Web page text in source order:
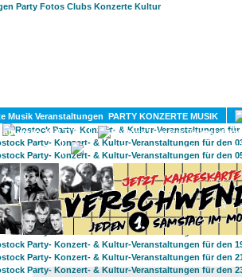
PARTY KONZERTE MUSIK
KULTUR
GAY